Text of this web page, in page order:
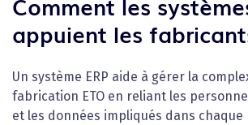
appuient les
Un système ERP aide à gérer la
fabrication ETO en reliant les
et les données impliqués dans chaque